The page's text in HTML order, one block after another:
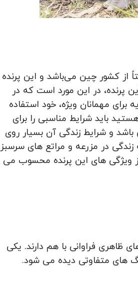
کشور چین می‌باشد و این پرنده
پرنده، در این مورد است که در
مهمانان ویژه، خود استفاده
باید شرایط مناسبی را برای
و شرایط زندگی آن بسیار روی
زندگی در مزرعه و مراتع های سرسبز
ویژگی های این پرنده محسوب می
فراوانی با هم دارند. یکی
های متفاوتی دیده می شود.